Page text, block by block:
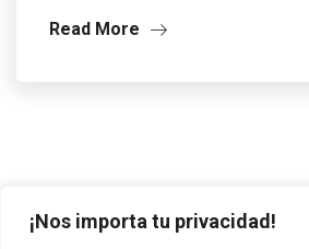
¡Nos importa tu privacidad!
Read More